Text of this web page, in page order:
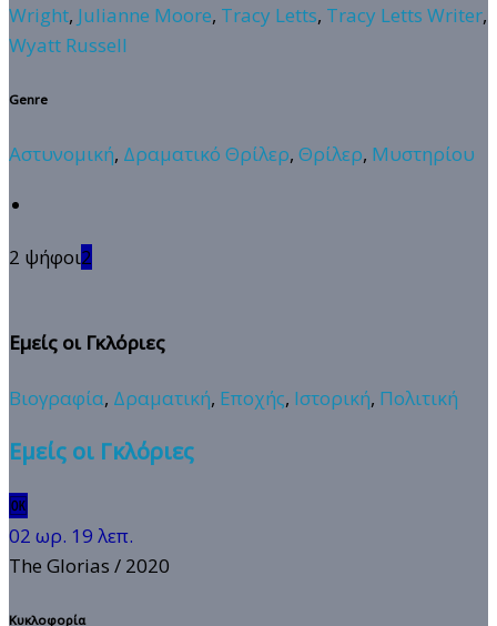
Wright, Julianne Moore, Tracy Letts, Tracy Letts Writer,
Wyatt Russell
Genre
Αστυνομική, Δραματικό Θρίλερ, Θρίλερ, Μυστηρίου
2 ψήφοι2
Εμείς οι Γκλόριες
Βιογραφία, Δραματική, Εποχής, Ιστορική, Πολιτική
Εμείς οι Γκλόριες
🆗
02 ωρ. 19 λεπ.
The Glorias / 2020
Κυκλοφορία